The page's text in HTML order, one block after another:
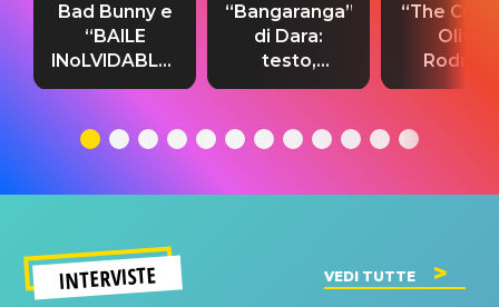
Bad Bunny e
“BAILE
INoLVIDABLE”:
testo,
significato
“Bangaranga”
di Dara:
testo,
traduzione e
del singolo
“The
Olivia
testo,
INTERVISTE VEDI TUTTE